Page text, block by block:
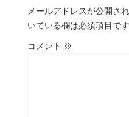
メールアドレスが公開さ
いている欄は必須項目です
コメント ※